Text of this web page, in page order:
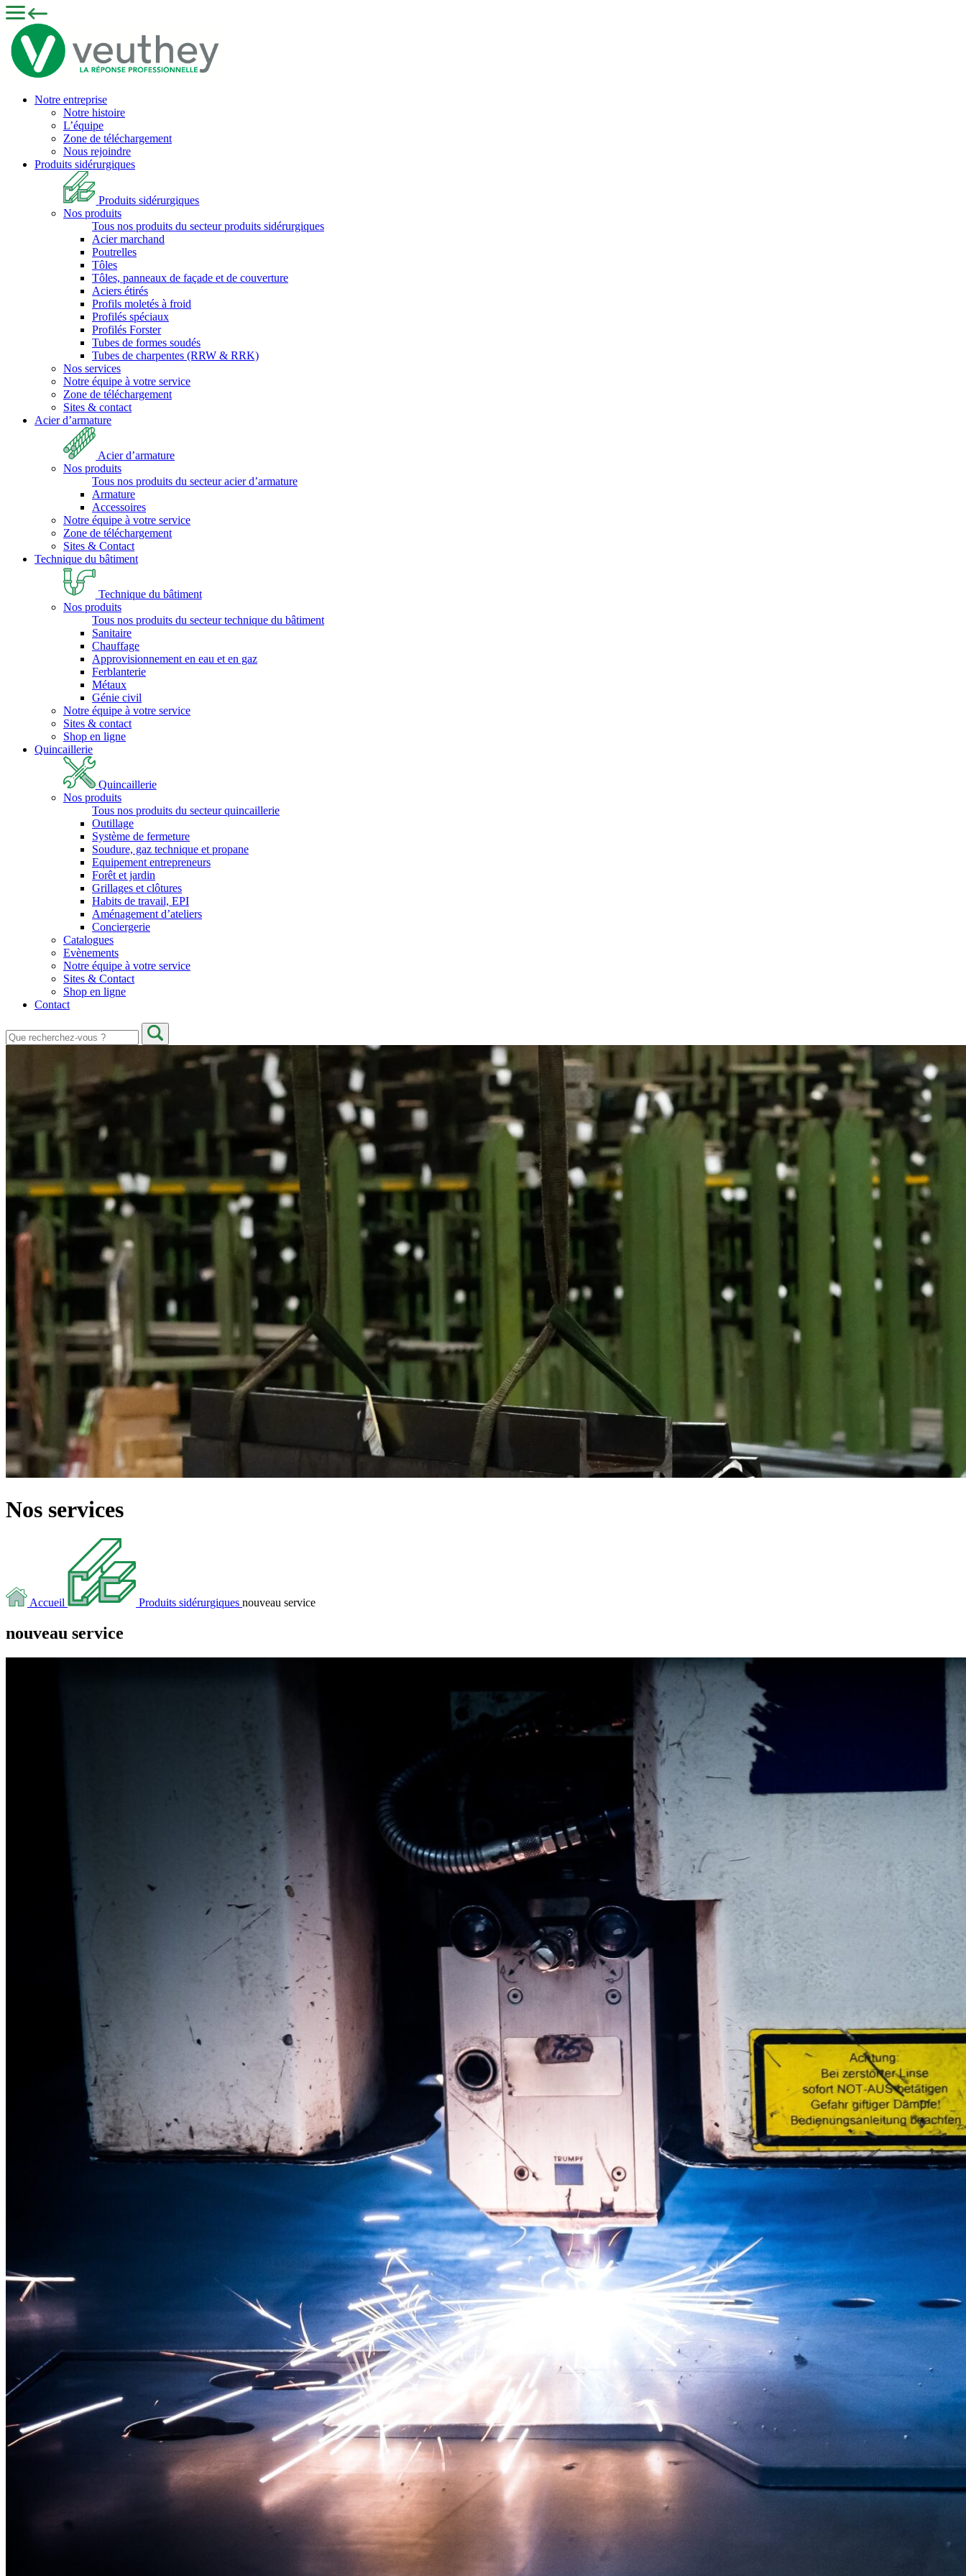
Notre entreprise
Notre histoire
L’équipe
Zone de téléchargement
Nous rejoindre
Produits sidérurgiques
Produits sidérurgiques
Nos produits
Tous nos produits du secteur produits sidérurgiques
Acier marchand
Poutrelles
Tôles
Tôles, panneaux de façade et de couverture
Aciers étirés
Profils moletés à froid
Profilés spéciaux
Profilés Forster
Tubes de formes soudés
Tubes de charpentes (RRW & RRK)
Nos services
Notre équipe à votre service
Zone de téléchargement
Sites & contact
Acier d’armature
Acier d’armature
Nos produits
Tous nos produits du secteur acier d’armature
Armature
Accessoires
Notre équipe à votre service
Zone de téléchargement
Sites & Contact
Technique du bâtiment
Technique du bâtiment
Nos produits
Tous nos produits du secteur technique du bâtiment
Sanitaire
Chauffage
Approvisionnement en eau et en gaz
Ferblanterie
Métaux
Génie civil
Notre équipe à votre service
Sites & contact
Shop en ligne
Quincaillerie
Quincaillerie
Nos produits
Tous nos produits du secteur quincaillerie
Outillage
Système de fermeture
Soudure, gaz technique et propane
Equipement entrepreneurs
Forêt et jardin
Grillages et clôtures
Habits de travail, EPI
Aménagement d’ateliers
Conciergerie
Catalogues
Evènements
Notre équipe à votre service
Sites & Contact
Shop en ligne
Contact
Nos services
Accueil Produits sidérurgiques nouveau service
nouveau service